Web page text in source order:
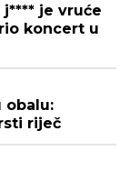
j**** je vruće
koncert u
obalu:
riječ